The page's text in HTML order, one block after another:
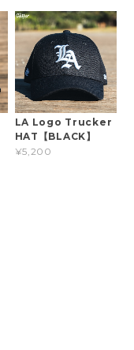
LA Logo Trucker
HAT【BLACK】
¥5,200